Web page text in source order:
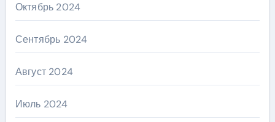
Октябрь 2024
Сентябрь 2024
Август 2024
Июль 2024